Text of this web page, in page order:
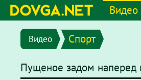
Видео
Видео Спорт
Пущеное задом наперед